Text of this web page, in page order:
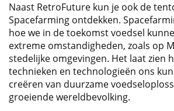
Naast RetroFuture kun je ook de
Spacefarming ontdekken.
hoe we in de toekomst voedsel
extreme omstandigheden, zoals op
stedelijke omgevingen. Het laat zien
technieken en technologieën ons
creëren van duurzame
groeiende wereldbevolking.